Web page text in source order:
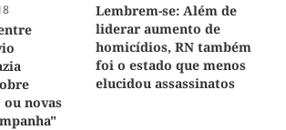
novas
Lembrem-se: Além de
liderar aumento de
homicídios, RN também
foi o estado que menos
elucidou assassinatos